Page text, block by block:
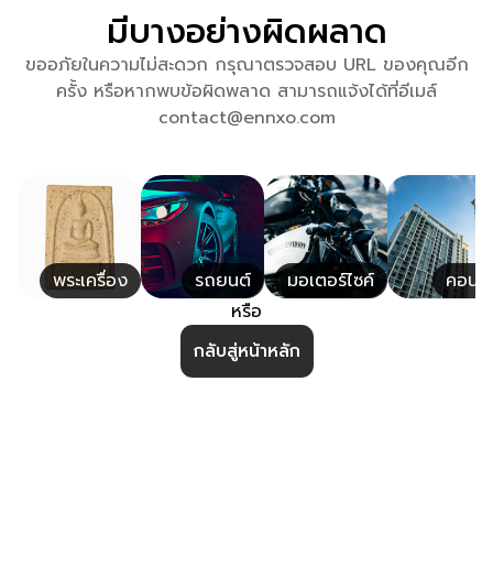
มีบางอย่างผิดผลาด
ขออภัยในความไม่สะดวก กรุณาตรวจสอบ URL ของคุณอีก
ครั้ง หรือหากพบข้อผิดพลาด สามารถแจ้งได้ที่อีเมล์
contact@ennxo.com
พระเครื่อง รถยนต์ มอเตอร์ไซค์
คอนโ
หรือ
กลับสู่หน้าหลัก